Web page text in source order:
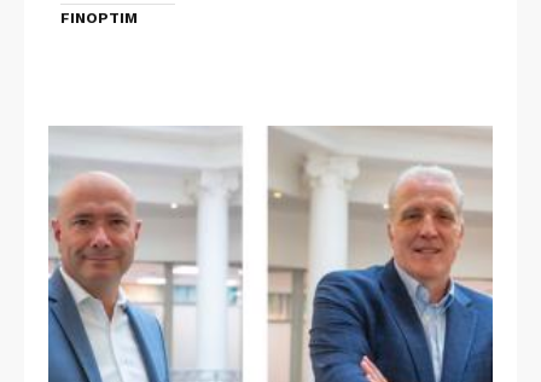
FINOPTIM